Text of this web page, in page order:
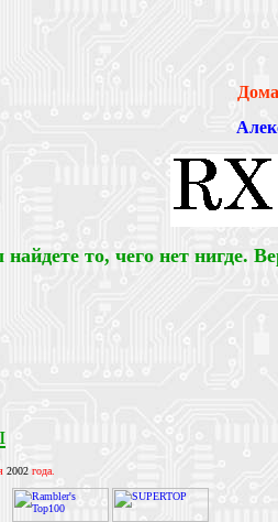
то, чего нет нигде.
2002 года.